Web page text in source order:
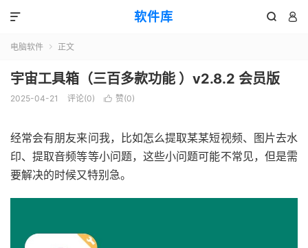
软件库  

电脑软件  正文
宇宙工具箱（三百多款功能 ）v2.8.2 会员版
2025-04-21 评论(0)  赞(0)
经常会有朋友来问我，比如怎么提取某某短视频、图片去水
印、提取音频等等小问题，这些小问题可能不常见，但是需
要解决的时候又特别急。